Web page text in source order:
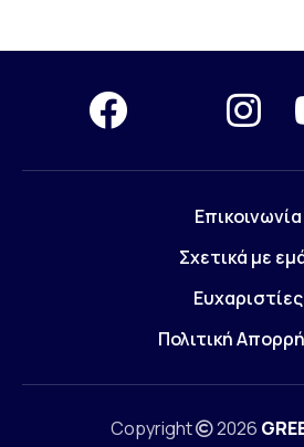
Επικοινωνία
Σχετικά με
Ευχαριστίες
Πολιτική
Copyright 2026